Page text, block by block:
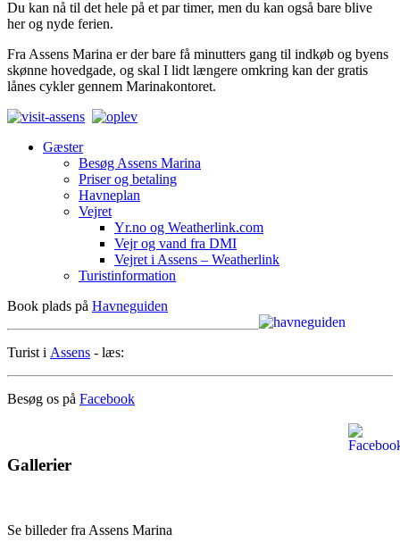
Du kan nå til det hele på et par timer, men du kan også bare blive
her og nyde ferien.
Fra Assens Marina er der bare få minutters gang til indkøb og byens
skønne hovedgade, og skal I lidt længere omkring kan der gratis
lånes cykler gennem Marinakontoret.
Gæster
Besøg Assens Marina
Priser og betaling
Havneplan
Vejret
Yr.no og Weatherlink.com
Vejr og vand fra DMI
Vejret i Assens – Weatherlink
Turistinformation
Book plads på Havneguiden
Turist i Assens - læs:
Besøg os på Facebook
Gallerier
Se billeder fra Assens Marina